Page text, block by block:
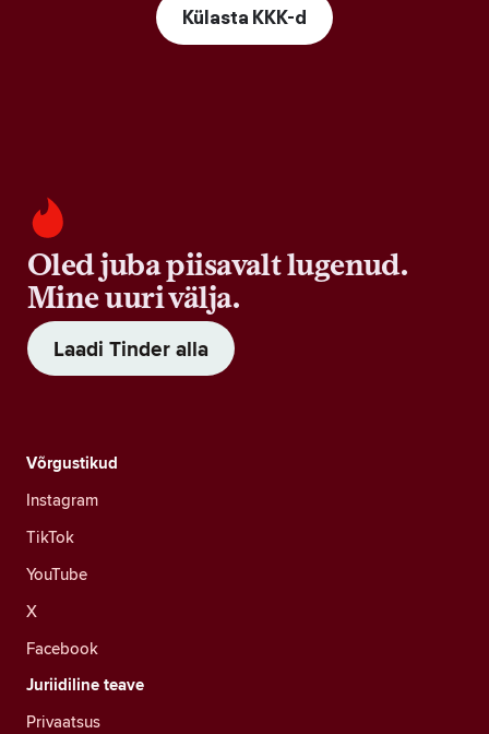
Külasta KKK-d
Oled juba piisavalt lugenud.
Mine uuri välja.
Laadi Tinder alla
Võrgustikud
Instagram
TikTok
YouTube
X
Facebook
Juriidiline teave
Privaatsus